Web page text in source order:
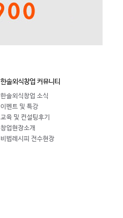
한솔외식창업 커뮤니티
한솔외식창업 소식
이벤트 및 특강
교육 및 컨설팅후기
창업현장소개
비법레시피 전수현장